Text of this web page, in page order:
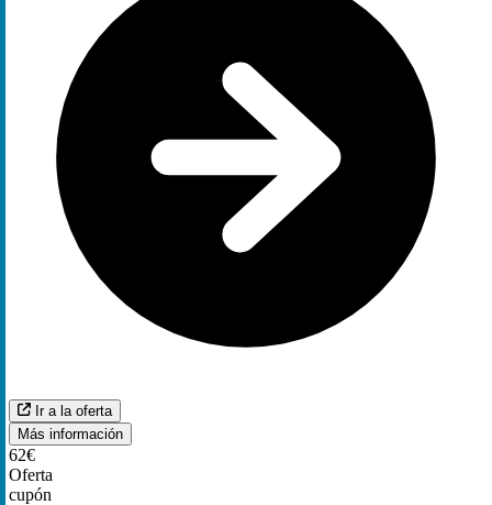
Ir a la oferta
Más información
62€
Oferta
cupón